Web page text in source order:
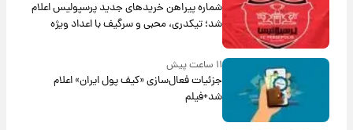
شماره پیراهن خریدهای جدید پرسپولیس اعلام
شد؛ تیکدری، محبی و سرگیف با اعداد ویژه
۱۱ ساعت پیش
جزئیات فعال‌سازی «کیف پول ایران» اعلام
شد+فیلم